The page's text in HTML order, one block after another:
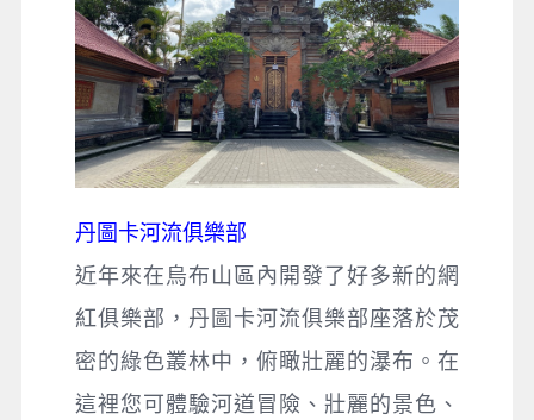
丹圖卡河流俱樂部
近年來在烏布山區內開發了好多新的網
紅俱樂部，丹圖卡河流俱樂部座落於茂
密的綠色叢林中，俯瞰壯麗的瀑布。在
這裡您可體驗河道冒險、壯麗的景色、